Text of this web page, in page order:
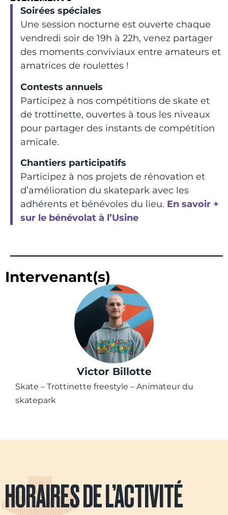
Soirées spéciales
Une session nocturne est ouverte chaque
vendredi soir de 19h à 22h, venez partager
des moments conviviaux entre amateurs et
amatrices de roulettes !
Contests annuels
Participez à nos compétitions de skate et
de trottinette, ouvertes à tous les niveaux
pour partager des instants de compétition
amicale.
Chantiers participatifs
Participez à nos projets de rénovation et
d’amélioration du skatepark avec les
adhérents et bénévoles du lieu. En savoir +
sur le bénévolat à l’Usine
Intervenant(s)
Victor Billotte
Skate – Trottinette freestyle – Animateur du
skatepark
HORAIRES DE L’ACTIVITÉ